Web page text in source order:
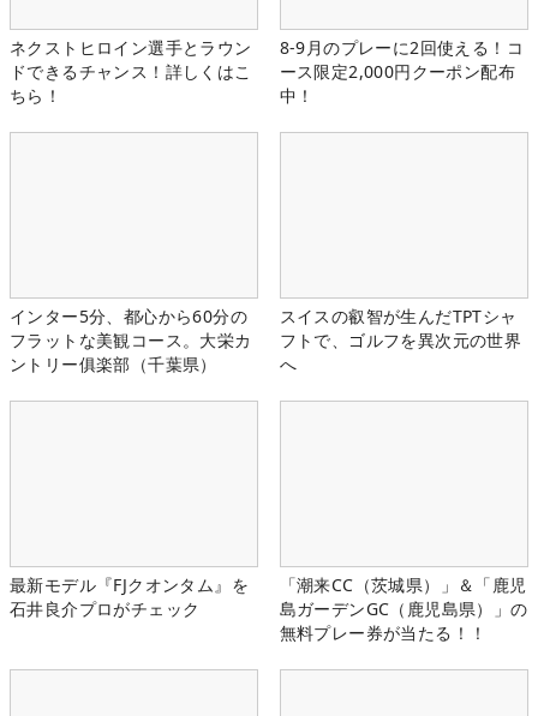
ネクストヒロイン選手とラウン
ドできるチャンス！詳しくはこ
ちら！
8-9月のプレーに2回使える！コ
ース限定2,000円クーポン配布
中！
インター5分、都心から60分の
フラットな美観コース。大栄カ
ントリー俱楽部（千葉県）
スイスの叡智が生んだTPTシャ
フトで、ゴルフを異次元の世界
へ
最新モデル『FJクオンタム』を
石井良介プロがチェック
「潮来CC（茨城県）」＆「鹿児
島ガーデンGC（鹿児島県）」の
無料プレー券が当たる！！